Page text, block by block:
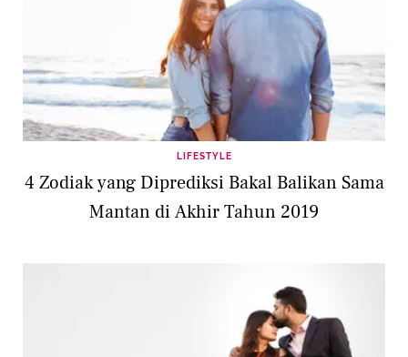
LIFESTYLE
4 Zodiak yang Diprediksi Bakal Balikan Sama
Mantan di Akhir Tahun 2019